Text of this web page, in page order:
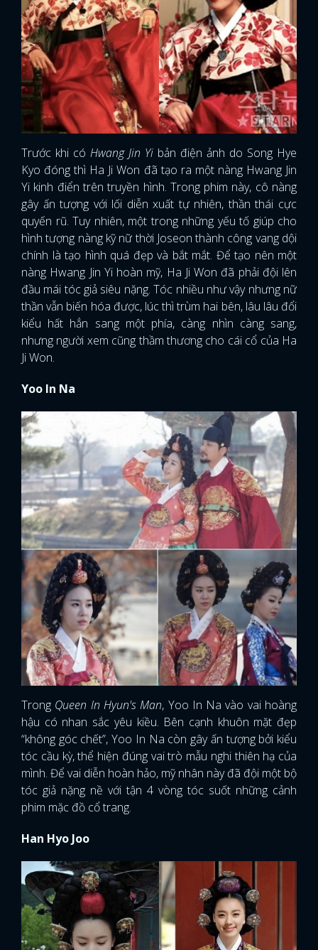
Trước khi có Hwang Jin Yi bản điện ảnh do Song Hye
Kyo đóng thì Ha Ji Won đã tạo ra một nàng Hwang Jin
Yi kinh điển trên truyền hình. Trong phim này, cô nàng
gây ấn tượng với lối diễn xuất tự nhiên, thần thái cực
quyến rũ. Tuy nhiên, một trong những yếu tố giúp cho
hình tượng nàng kỹ nữ thời Joseon thành công vang dội
chính là tạo hình quá đẹp và bắt mắt. Để tạo nên một
nàng Hwang Jin Yi hoàn mỹ, Ha Ji Won đã phải đội lên
đầu mái tóc giả siêu nặng. Tóc nhiều như vậy nhưng nữ
thần vẫn biến hóa được, lúc thì trùm hai bên, lâu lâu đổi
kiểu hất hẳn sang một phía, càng nhìn càng sang,
nhưng người xem cũng thầm thương cho cái cổ của Ha
Ji Won.
Yoo In Na
Trong Queen In Hyun's Man, Yoo In Na vào vai hoàng
hậu có nhan sắc yêu kiều. Bên cạnh khuôn mặt đẹp
“không góc chết”, Yoo In Na còn gây ấn tượng bởi kiểu
tóc cầu kỳ, thể hiện đúng vai trò mẫu nghi thiên hạ của
mình. Để vai diễn hoàn hảo, mỹ nhân này đã đội một bộ
tóc giả nặng nề với tận 4 vòng tóc suốt những cảnh
phim mặc đồ cổ trang.
Han Hyo Joo